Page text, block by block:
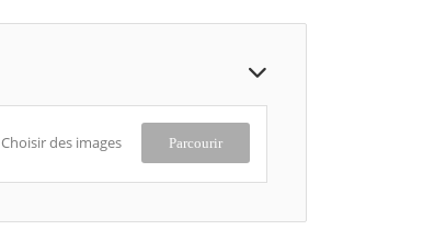
Choisir des images Parcourir